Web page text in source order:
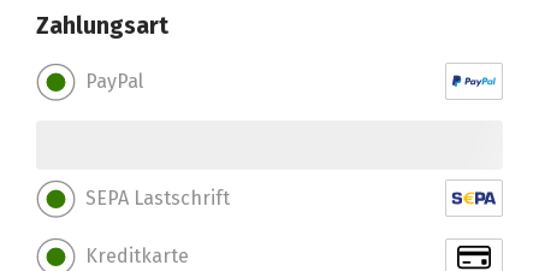
Zahlungsart
PayPal
SEPA Lastschrift
Kreditkarte